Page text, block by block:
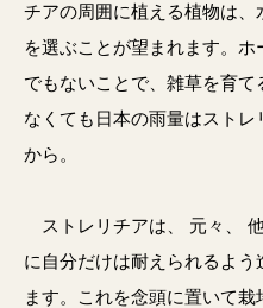
チアの周囲に植える植物は
を選ぶことが望まれます。
でもないことで、雑草を育
なくても日本の雨量はスト
から。
ストレリチアは、 元々、
に自分だけは耐えられるよ
ます。これを念頭に置いて